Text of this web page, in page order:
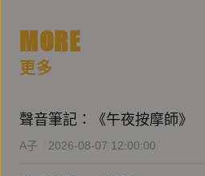
MORE
更多
聲音筆記：《午夜按摩師》
A子 2026-08-07 12:00:00